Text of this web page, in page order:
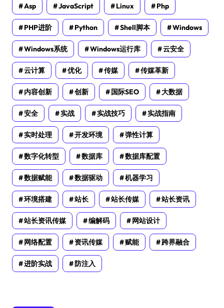
Asp JavaScript Linux Php
PHP进阶 Python Shell脚本 Windows
Windows系统 Windows运行库 云安全
云计算 优化 传媒 传媒革新
内容创新 创新 国际SEO 大数据
安全 实战 实战技巧 实战指南
实时处理 开发环境 弹性计算
数字化转型 数据库 数据库配置
数据赋能 数据驱动 机器学习
环境搭建 站长 站长传媒 站长资讯
站长资讯传媒 编解码 网站设计
网络配置 资讯传媒 赋能 跨界融合
进阶实战 防注入